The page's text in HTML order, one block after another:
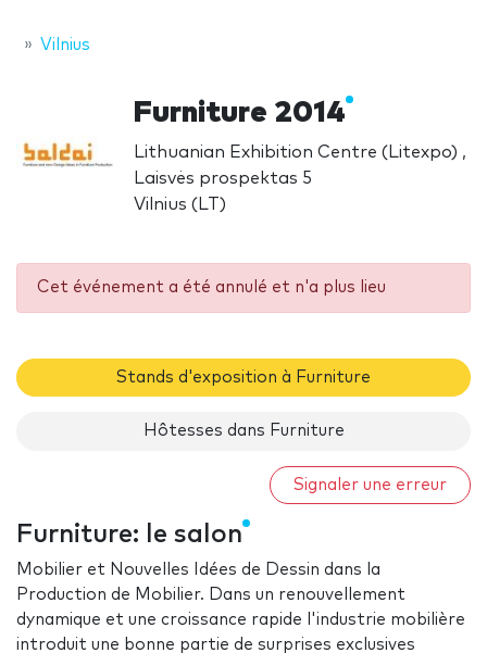
Vilnius
Furniture 2014
Lithuanian Exhibition Centre (Litexpo) ,
Laisvės prospektas 5
Vilnius (LT)
Cet événement a été annulé et n'a plus lieu
Stands d'exposition à Furniture
Hôtesses dans Furniture
Signaler une erreur
Furniture: le salon
Mobilier et Nouvelles Idées de Dessin dans la
Production de Mobilier. Dans un renouvellement
dynamique et une croissance rapide l'industrie mobilière
introduit une bonne partie de surprises exclusives